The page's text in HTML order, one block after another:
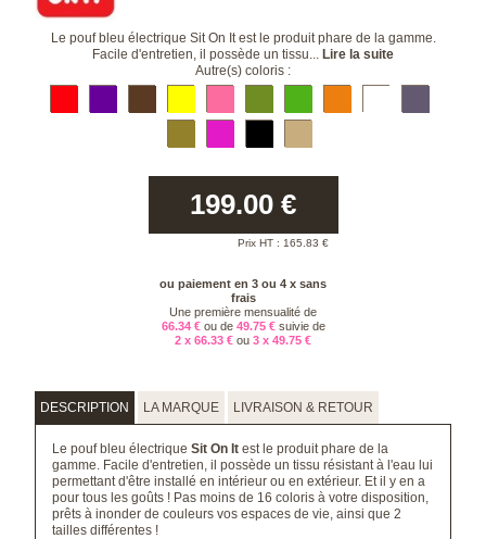
Le pouf bleu électrique Sit On It est le produit phare de la gamme.
Facile d'entretien, il possède un tissu... Lire la suite
Autre(s) coloris :
199.00 €
Prix HT : 165.83 €
ou paiement en 3 ou 4 x sans
frais
Une première mensualité de
66.34 € ou de 49.75 € suivie de
2 x 66.33 € ou 3 x 49.75 €
DESCRIPTION LA MARQUE LIVRAISON & RETOUR
Le pouf bleu électriqueSit On It est le produit phare de la
gamme. Facile d'entretien, il possède un tissu résistant à l'eau lui
permettant d'être installé en intérieur ou en extérieur. Et il y en a
pour tous les goûts ! Pas moins de 16 coloris à votre disposition,
prêts à inonder de couleurs vos espaces de vie, ainsi que 2
tailles différentes !